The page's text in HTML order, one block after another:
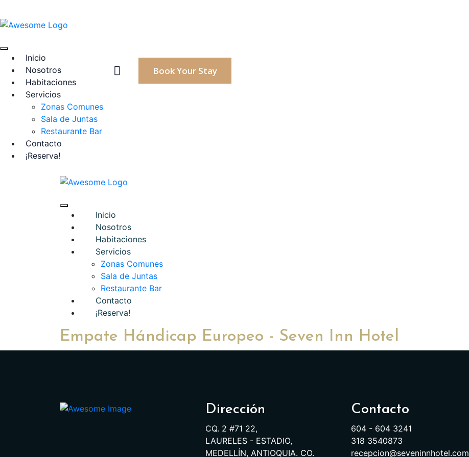
Inicio
Nosotros
Habitaciones
Servicios
Zonas Comunes
Sala de Juntas
Restaurante Bar
Contacto
¡Reserva!
Book Your Stay
Inicio
Nosotros
Habitaciones
Servicios
Zonas Comunes
Sala de Juntas
Restaurante Bar
Contacto
¡Reserva!
Empate Hándicap Europeo - Seven Inn Hotel
Dirección
CQ. 2 #71 22,
LAURELES - ESTADIO,
MEDELLÍN, ANTIOQUIA. CO.
Contacto
604 - 604 3241
318 3540873
recepcion@seveninnhotel.com